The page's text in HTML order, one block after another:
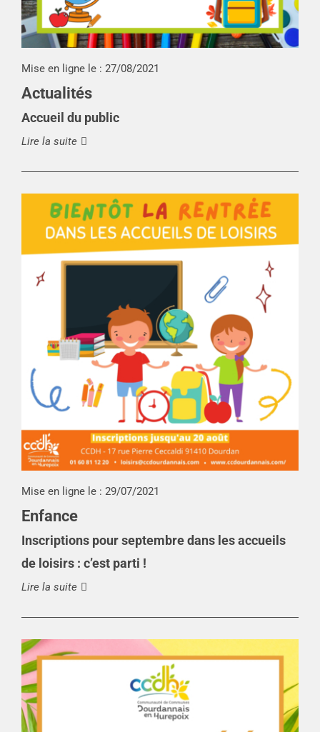
Mise en ligne le : 27/08/2021
Actualités
Accueil du public
Lire la suite
Mise en ligne le : 29/07/2021
Enfance
Inscriptions pour septembre dans les accueils
de loisirs : c’est parti !
Lire la suite